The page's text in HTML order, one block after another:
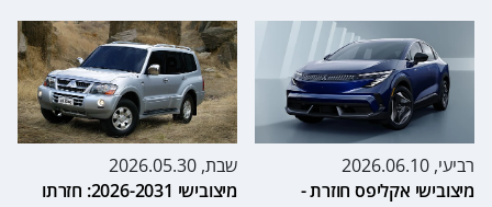
רביעי, 2026.06.10
מיצובישי אקליפס חוזרת -
שבת, 2026.05.30
מיצובישי 2026-2031: חזרתו